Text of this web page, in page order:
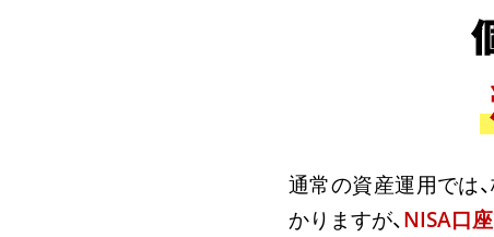
通常の資産運用では
かりますが、NISA口